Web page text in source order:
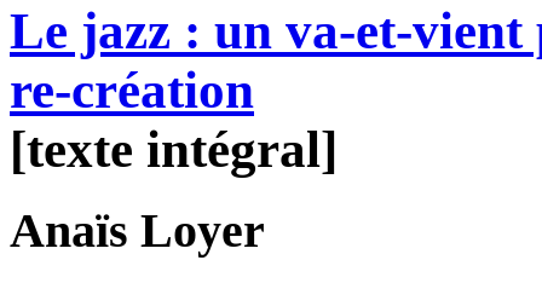
Le jazz : un va-et-
re-création
[texte intégral]
Anaïs Loyer